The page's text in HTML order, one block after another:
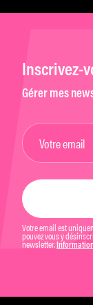
Inscrivez-
Gérer mes
Votre email est
pouvez vous y
newsletter.